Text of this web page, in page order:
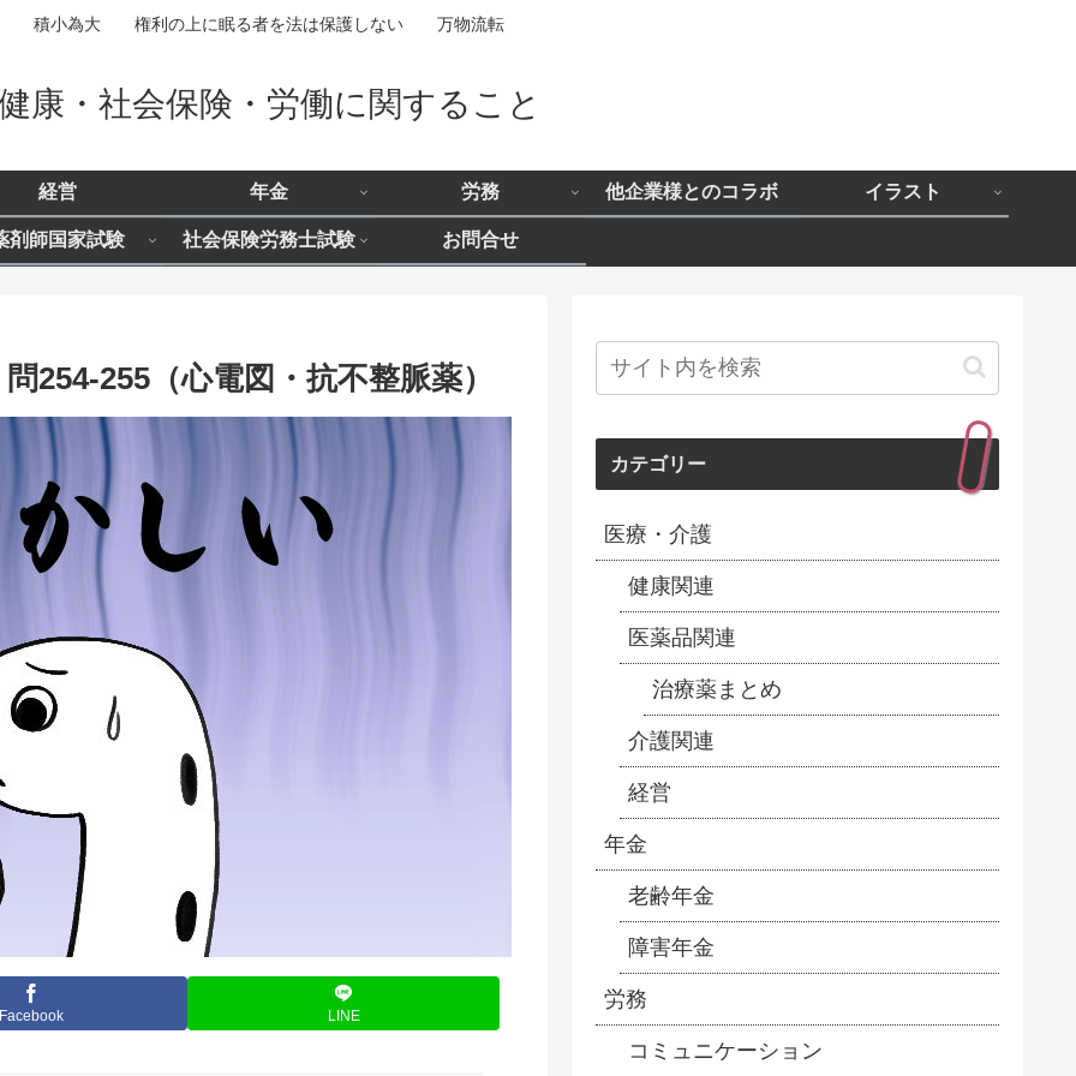
積小為大 権利の上に眠る者を法は保護しない 万物流転
康・社会保険・労働に関すること
経営 年金 労務 他企業様とのコラボ イラスト
剤師国家試験 社会保険労務士試験 お問合せ
255（心電図・抗不整脈薬）
Facebook LINE
カテゴリー
医療・介護
健康関連
医薬品関連
治療薬まとめ
介護関連
経営
年金
老齢年金
障害年金
労務
コミュニケーション